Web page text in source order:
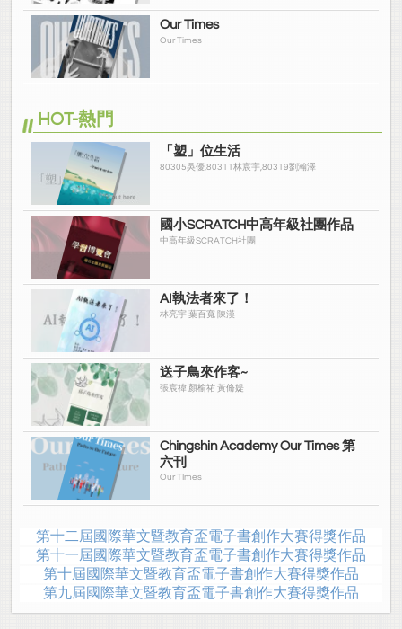
Our Times
Our Times
HOT-熱門
「塑」位生活
80305吳優,80311林宸宇,80319劉瀚澤
國小SCRATCH中高年級社團作品
中高年級SCRATCH社團
AI執法者來了！
林亮宇 葉百寬 陳漢
送子鳥來作客~
張宸禕 顏榆祐 黃脩媞
Chingshin Academy Our Times 第
六刊
Our TImes
第十二屆國際華文暨教育盃電子書創作大賽得獎作品
第十一屆國際華文暨教育盃電子書創作大賽得獎作品
第十屆國際華文暨教育盃電子書創作大賽得獎作品
第九屆國際華文暨教育盃電子書創作大賽得獎作品